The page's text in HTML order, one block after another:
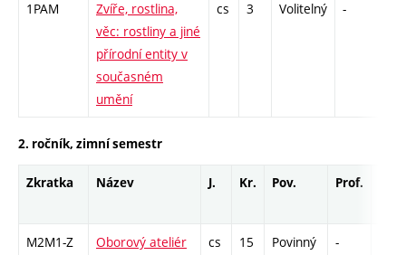
1PAM
Zvíře, rostlina,
věc: rostliny a jiné
přírodní entity v
současném
umění
cs 3 Volitelný -
2. ročník, zimní semestr
Zkratka Název J. Kr. Pov. Prof.
M2M1-Z
Oborový ateliér
cs 15 Povinný -